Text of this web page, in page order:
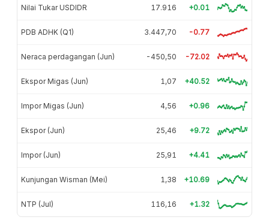
Nilai Tukar USDIDR 17.916 +0.01
PDB ADHK (Q1) 3.447,70 -0.77
Neraca perdagangan (Jun) -450,50 -72.02
Ekspor Migas (Jun) 1,07 +40.52
Impor Migas (Jun) 4,56 +0.96
Ekspor (Jun) 25,46 +9.72
Impor (Jun) 25,91 +4.41
Kunjungan Wisman (Mei) 1,38 +10.69
NTP (Jul) 116,16 +1.32